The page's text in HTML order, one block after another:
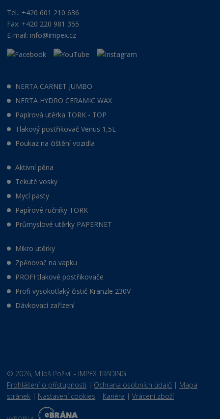
Tel.: +420 601 210 636
Fax: +420 220 981 355
E-mail: info@impex.cz
NERTA CARNET JUMBO
NERTA HYDRO CERAMIC WAX
Papírová utěrka TORK - TOP
Tlakový postřikovač Venus 1,5L
Poukaz na čištění vozidla
Aktivní pěna
Tekuté vosky
Mycí pasty
Papírové ručníky TORK
Průmyslové utěrky PAPERNET
Mikro utěrky
Zpěnovač na vapku
PROFI tlakové postřikovače
Profi vysokotlaký čistič Kränzle 230V
Dávkovací zařízení
© 2026, Miloš Poživil - IMPEX TRADING
Prohlášení o přístupnosti | Ochrana osobních údajů | Mapa
stránek | Nastavení cookies | Kariéra |Vrácení zboží
B